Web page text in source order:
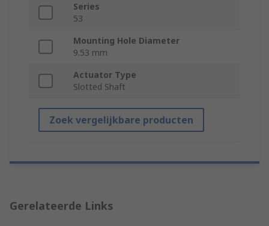
Series
53
Mounting Hole Diameter
9.53 mm
Actuator Type
Slotted Shaft
Zoek vergelijkbare producten
Gerelateerde Links